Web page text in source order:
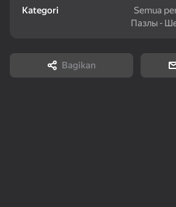
Knife Throwing 2D
Plants vs Zombies
Kategori Semua
Пазлы -
Bagikan